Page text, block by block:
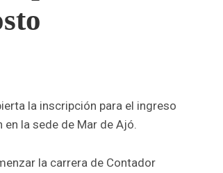
la inscripción para el ingreso
la sede de Mar de Ajó.
la carrera de Contador